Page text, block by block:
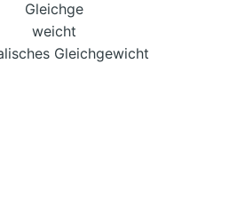
Gleichgewicht